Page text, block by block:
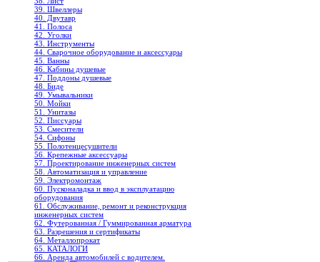
39. Швеллеры
40. Двутавр
41. Полоса
42. Уголки
43. Инструменты
44. Сварочное оборудование и аксессуары
45. Ванны
46. Кабины душевые
47. Поддоны душевые
48. Биде
49. Умывальники
50. Мойки
51. Унитазы
52. Писсуары
53. Смесители
54. Сифоны
55. Полотенцесушители
56. Крепежные аксессуары
57. Проектирование инженерных систем
58. Автоматизация и управление
59. Электромонтаж
60. Пусконаладка и ввод в эксплуатацию
оборудования
61. Обслуживание, ремонт и реконструкция
инженерных систем
62. Футерованная / Гуммированная арматура
63. Разрешения и сертификаты
64. Металлопрокат
65. КАТАЛОГИ
66. Аренда автомобилей с водителем.